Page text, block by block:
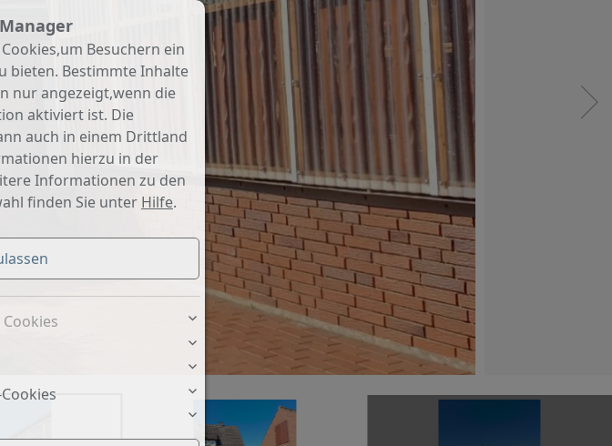
Besuchern ein
bieten. Bestimmte Inhalte
nur angezeigt,wenn die
aktiviert ist. Die
auch in einem Drittland
hierzu in der
Informationen zu den
finden Sie unter Hilfe.
Consent Manager
HILFE
Um fortfahren zu können,müssen Sie eine
Auswahl treffen. Nachfolgend erhalten Sie
Erläuterung der verschiedenen Optionen und
Bedeutung.
Alles zulassen:
Jedes Cookie wie z.B. Tracking- und Analytische-
sowie Drittanbieter-Inhalte.
Auswahl erlauben:
Es werden nur Drittanbieter-Inhalte oder die
Arten zugelassen die Sie in den Checkboxen
haben.